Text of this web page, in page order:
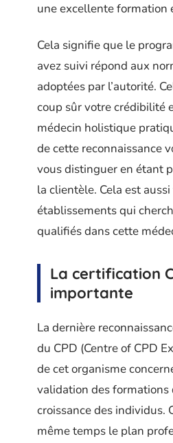
une excellente formation
Cela signifie que le
avez suivi répond aux
adoptées par l’autorité.
coup sûr votre crédibilité
médecin holistique
de cette reconnaissance
vous distinguer en étant
la clientèle. Cela est
établissements qui
qualifiés dans cette
La certification
importante
La dernière
du CPD (Centre of CPD
de cet organisme
validation des formations
croissance des individus.
même temps le plan